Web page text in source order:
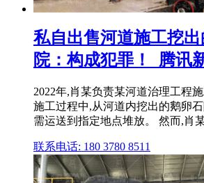
私自出售河道施工挖
院：构成犯罪！_腾讯
2022年,肖某负责某河道治理工程
施工过程中,从河道内挖出的鹅卵
需运送到指定地点堆放。 然而,肖
联系电话: 180 3780 8511